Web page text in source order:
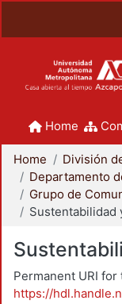
Home
Home
Permanent URI
https://